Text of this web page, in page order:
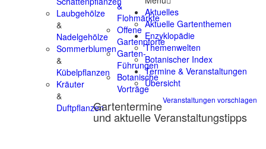
Laubgehölze
&
Nadelgehölze
Sommerblumen
&
Kübelpflanzen
Kräuter
&
Duftpflanzen
&
Flohmärkte
Offene
Gartenpforte
Garten-
Führungen
Botanische
Vorträge
Veranstaltungen vorschlagen
Gartentermine
und aktuelle Veranstaltungstipps
Aktuelles
Aktuelle Gartenthemen
Enzyklopädie
Themenwelten
Botanischer Index
Termine & Veranstaltungen
Übersicht